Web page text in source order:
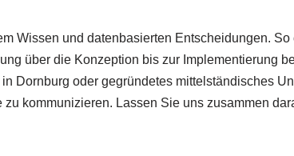
Wissen und datenbasierten Entscheidungen.
über die Konzeption bis zur Implementierung
Dornburg oder gegründetes mittelständisches
kommunizieren. Lassen Sie uns zusammen